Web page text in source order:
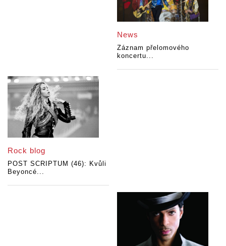
News
Záznam přelomového
koncertu...
Rock blog
POST SCRIPTUM (46): Kvůli
Beyoncé...